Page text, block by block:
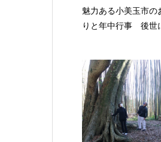
魅力ある小美玉市の
りと年中行事 後世